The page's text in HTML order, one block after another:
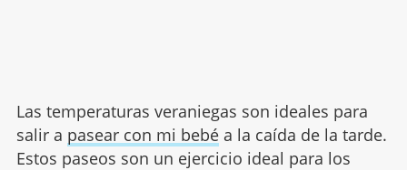
Las temperaturas veraniegas son ideales para
salir a pasear con mi bebéa la caída de la tarde.
Estos paseos son un ejercicio ideal para los